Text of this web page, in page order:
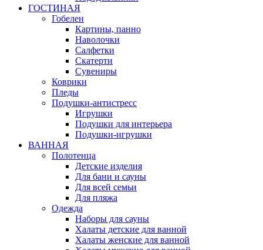
ГОСТИНАЯ
Гобелен
Картины, панно
Наволочки
Салфетки
Скатерти
Сувениры
Коврики
Пледы
Подушки-антистресс
Игрушки
Подушки для интерьера
Подушки-игрушки
ВАННАЯ
Полотенца
Детские изделия
Для бани и сауны
Для всей семьи
Для пляжа
Одежда
Наборы для сауны
Халаты детские для ванной
Халаты женские для ванной